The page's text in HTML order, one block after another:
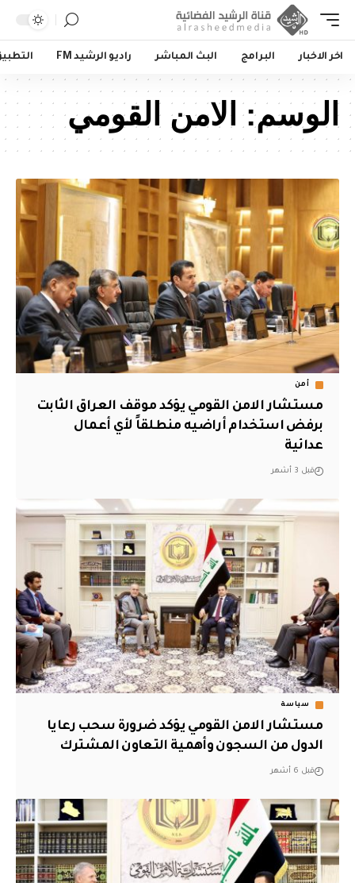
اخر الاخبار البرامج البث المباشر راديو الرشيد FM
الوسم: الامن القومي
أمن
مستشار الامن القومي يؤكد موقف العراق الثابت
برفض استخدام أراضيه منطلقاً لأي أعمال
عدائية
قبل 3 أشهر
سياسة
مستشار الامن القومي يؤكد ضرورة سحب رعايا
الدول من السجون وأهمية التعاون المشترك
قبل 6 أشهر